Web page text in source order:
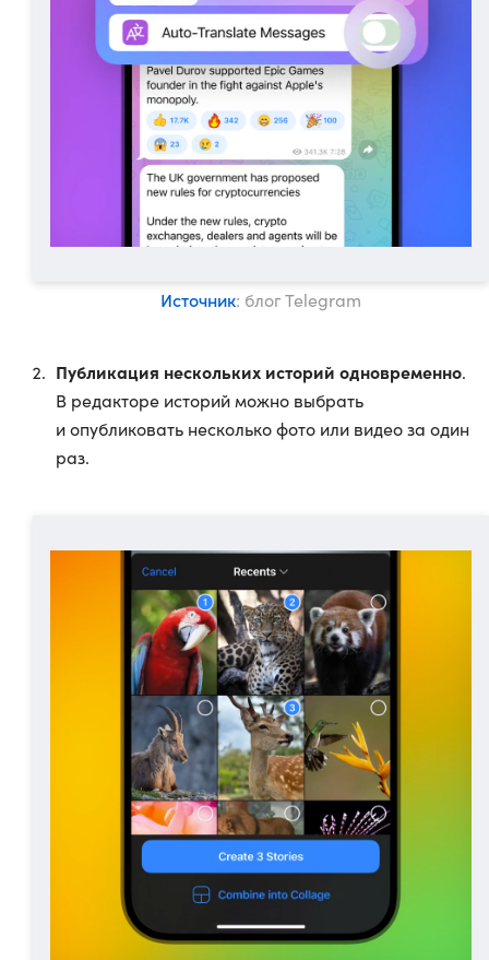
Источник: блог Telegram
Публикация нескольких историй одновременно.
В редакторе историй можно выбрать
и опубликовать несколько фото или видео за один
раз.